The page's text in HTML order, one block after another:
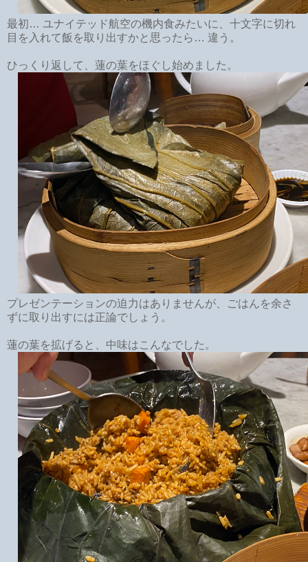
最初… ユナイテッド航空の機内食みたいに、十文字に切れ
目を入れて飯を取り出すかと思ったら… 違う。
ひっくり返して、蓮の葉をほぐし始めました。
プレゼンテーションの迫力はありませんが、ごはんを余さ
ずに取り出すには正論でしょう。
蓮の葉を拡げると、中味はこんなでした。